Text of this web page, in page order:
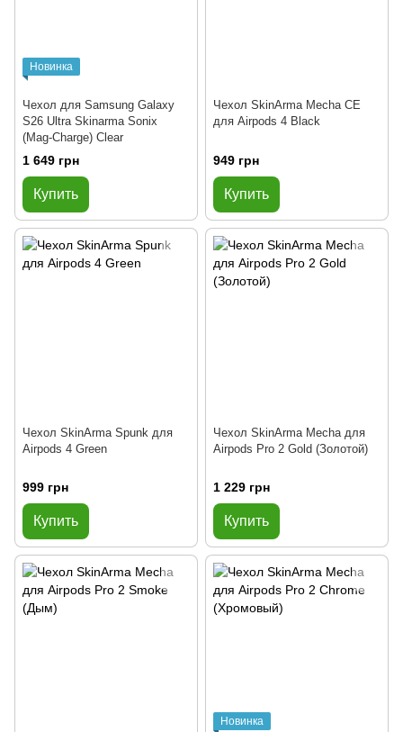
Новинка
Чехол для Samsung Galaxy
S26 Ultra Skinarma Sonix
(Mag-Charge) Clear
1 649 грн
Купить
Чехол SkinArma Mecha CE
для Airpods 4 Black
949 грн
Купить
Чехол SkinArma Spunk для
Airpods 4 Green
999 грн
Купить
Чехол SkinArma Mecha для
Airpods Pro 2 Gold (Золотой)
1 229 грн
Купить
Новинка